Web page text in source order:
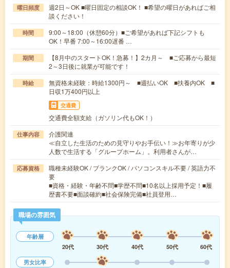
曜日頻度
週2日～OK ■曜日固定の相談OK！ ■希望の曜日があればご相
談ください！
時間
9:00～18:00（休憩60分）■ご希望があれば下記シフトも
OK！早番 7:00～16:00遅番 …
期間
【8月中のスタートOK！急募！】2カ月～ ■ご応募から最短
2～3日後に就業が可能です！
時給
無資格未経験：時給1300円～ ■週払いOK ■扶養内OK ■
日収1万400円以上
交通費
交通費全額支給（ガソリン代もOK！）
仕事内容
介護関連
≪自立した生活のための見守りやお手伝い！≫お年寄りが少
人数で生活する「グループホーム」。利用者さんが…
応募資格
職種未経験OK / ブランクOK / パソコンスキル不要 / 英語力不
要
■資格・経験・年齢不問■学歴不問■10名以上採用予定！■履
歴書不要■面談確約■社会保険完備■社員登用…
職場の雰囲気
年齢層
20代
30代 40代 50代
60代
男女比率